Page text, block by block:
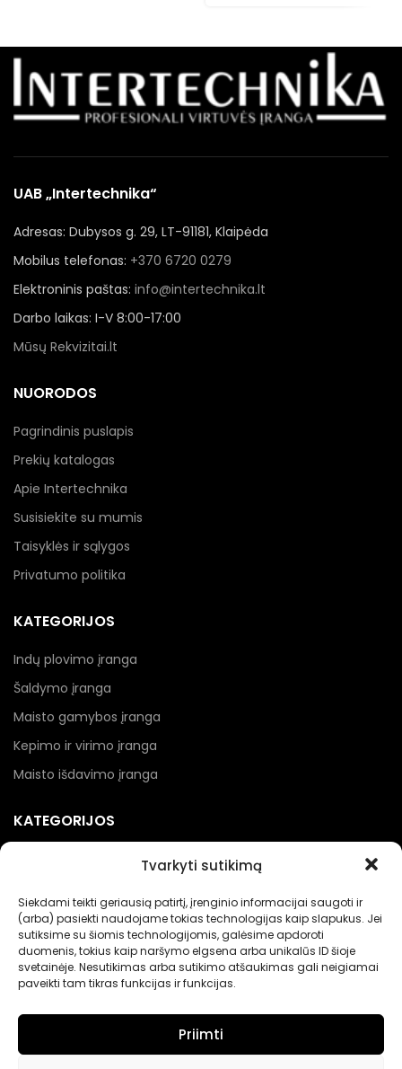
Tvarkyti sutikimą
Siekdami teikti geriausią patirtį, įrenginio informacijai saugoti ir
(arba) pasiekti naudojame tokias technologijas kaip slapukus. Jei
sutiksime su šiomis technologijomis, galėsime apdoroti
duomenis, tokius kaip naršymo elgsena arba unikalūs ID šioje
svetainėje. Nesutikimas arba sutikimo atšaukimas gali neigiamai
paveikti tam tikras funkcijas ir funkcijas.
Priimti
UAB „Intertechnika“
Adresas: Dubysos g. 29, LT-91181, Klaipėda
Mobilus telefonas: +370 6720 0279
Elektroninis paštas: info@intertechnika.lt
Darbo laikas: I-V 8:00-17:00
Mūsų Rekvizitai.lt
NUORODOS
Pagrindinis puslapis
Prekių katalogas
Apie Intertechnika
Susisiekite su mumis
Taisyklės ir sąlygos
Privatumo politika
KATEGORIJOS
Indų plovimo įranga
Šaldymo įranga
Maisto gamybos įranga
Kepimo ir virimo įranga
Maisto išdavimo įranga
KATEGORIJOS
Įranga gėrimams
Renginių įranga
Maisto pakavimo įranga